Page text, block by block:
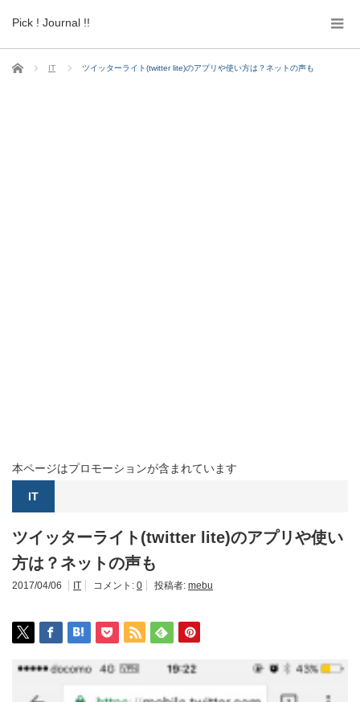
Pick ! Journal !!
ホーム IT ツイッターライト(twitter lite)のアプリや使い方は？ネットの声も
本ページはプロモーションが含まれています
IT
ツイッターライト(twitter lite)のアプリや使い
方は？ネットの声も
2017/04/06 IT コメント: 0 投稿者: mebu